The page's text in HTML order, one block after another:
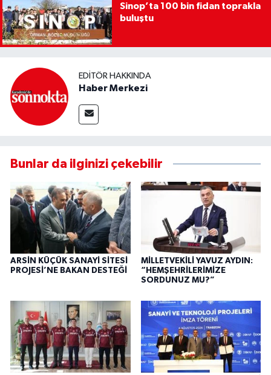
Sinop’ta 100 bin fidan toprakla
buluştu
EDITÖR HAKKINDA
Haber Merkezi
Bunlar da ilginizi çekebilir
ARSİN KÜÇÜK SANAYİ SİTESİ
PROJESİ’NE BAKAN DESTEĞİ
MİLLETVEKİLİ YAVUZ AYDIN:
“HEMŞEHRİLERİMİZE
SORDUNUZ MU?”